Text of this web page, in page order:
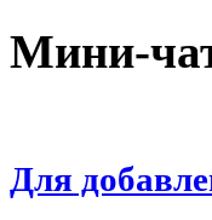
Мини-
Для